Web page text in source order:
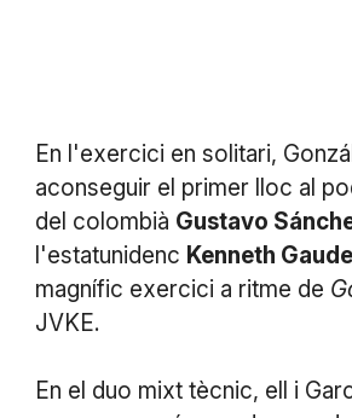
En l'exercici en solitari,
aconseguir el primer lloc al
del colombià Gustavo
l'estatunidenc Kenneth
magnífic exercici a ritme de
JVKE.
En el duo mixt tècnic, ell i